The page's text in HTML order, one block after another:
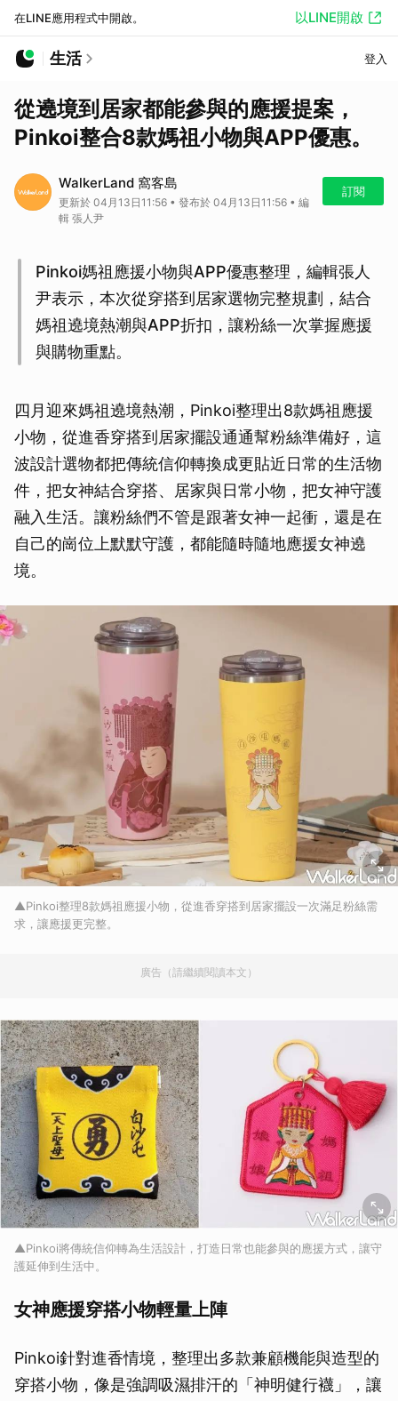
在LINE應用程式中開啟。 以LINE開啟
生活 登入
從遶境到居家都能參與的應援提案，
Pinkoi整合8款媽祖小物與APP優惠。
WalkerLand 窩客島
更新於 04月13日11:56 • 發布於 04月13日11:56 • 編
輯 張人尹
訂閱
Pinkoi媽祖應援小物與APP優惠整理，編輯張人
尹表示，本次從穿搭到居家選物完整規劃，結合
媽祖遶境熱潮與APP折扣，讓粉絲一次掌握應援
與購物重點。
四月迎來媽祖遶境熱潮，Pinkoi整理出8款媽祖應援
小物，從進香穿搭到居家擺設通通幫粉絲準備好，這
波設計選物都把傳統信仰轉換成更貼近日常的生活物
件，把女神結合穿搭、居家與日常小物，把女神守護
融入生活。讓粉絲們不管是跟著女神一起衝，還是在
自己的崗位上默默守護，都能隨時隨地應援女神遶
境。
▲Pinkoi整理8款媽祖應援小物，從進香穿搭到居家擺設一次滿足粉絲需
求，讓應援更完整。
廣告（請繼續閱讀本文）
▲Pinkoi將傳統信仰轉為生活設計，打造日常也能參與的應援方式，讓守
護延伸到生活中。
女神應援穿搭小物輕量上陣
Pinkoi針對進香情境，整理出多款兼顧機能與造型的
穿搭小物，像是強調吸濕排汗的「神明健行襪」，讓